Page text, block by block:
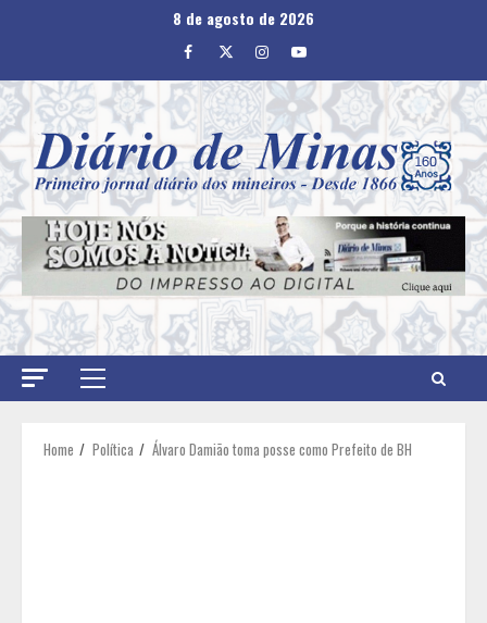
8 de agosto de 2026
Facebook
TwitterInstagram
Youtube
Primary
Home Política Álvaro Damião toma posse como Prefeito de BH